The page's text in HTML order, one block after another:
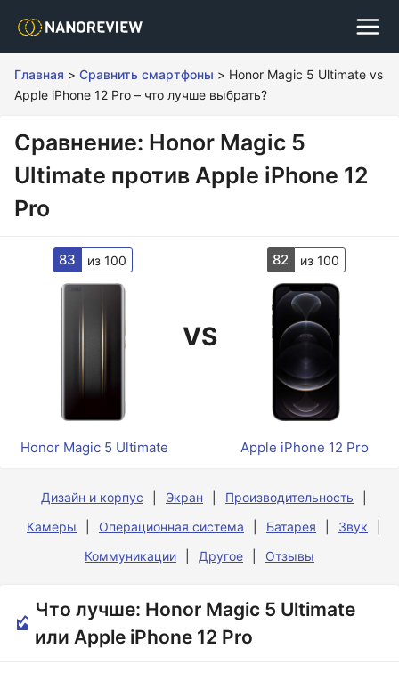
Главная > Сравнить смартфоны > Honor Magic 5 Ultimate vs
Apple iPhone 12 Pro – что лучше выбрать?
Сравнение: Honor Magic 5
Ultimate против Apple iPhone 12
Pro
83 из 100
VS
82 из 100
Honor Magic 5 Ultimate Apple iPhone 12 Pro
Дизайн и корпус Экран
Производительность
Камеры
Операционная система Батарея
Звук
Коммуникации
Другое Отзывы
Что лучше: Honor Magic 5 Ultimate
или Apple iPhone 12 Pro